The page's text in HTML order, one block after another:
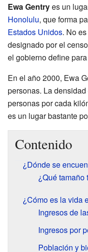
Ewa Gentryes un
Honolulu, que forma
Estados Unidos. No
designado por el
el gobierno define
En el año 2000, Ewa
personas. La
personas por cada
es un lugar bastante
Contenido
¿Dónde se
¿Qué tamaño
¿Cómo es la vida
Ingresos de
Ingresos por
Población y